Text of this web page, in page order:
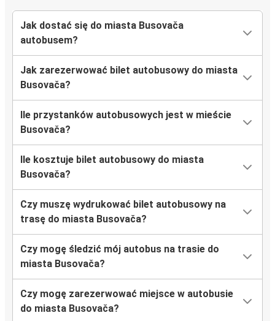
Jak dostać się do miasta Busovača
autobusem?
Jak zarezerwować bilet autobusowy do miasta
Busovača?
Ile przystanków autobusowych jest w mieście
Busovača?
Ile kosztuje bilet autobusowy do miasta
Busovača?
Czy muszę wydrukować bilet autobusowy na
trasę do miasta Busovača?
Czy mogę śledzić mój autobus na trasie do
miasta Busovača?
Czy mogę zarezerwować miejsce w autobusie
do miasta Busovača?